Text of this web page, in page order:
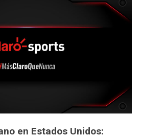
en Estados Unidos: